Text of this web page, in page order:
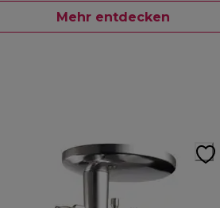
Mehr entdecken